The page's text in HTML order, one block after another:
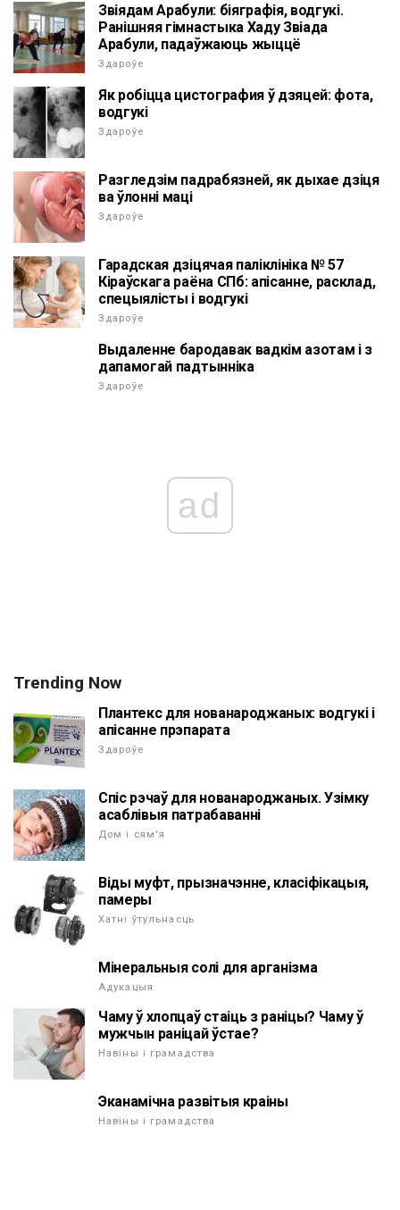
Звіядам Арабули: біяграфія, водгукі.
Ранішняя гімнастыка Хаду Звіада
Арабули, падаўжаюць жыццё
Здароўе
Як робіцца цистография ў дзяцей: фота,
водгукі
Здароўе
Разгледзім падрабязней, як дыхае дзіця
ва ўлонні маці
Здароўе
Гарадская дзіцячая паліклініка № 57
Кіраўскага раёна СПб: апісанне, расклад,
спецыялісты і водгукі
Здароўе
Выдаленне бародавак вадкім азотам і з
дапамогай падтынніка
Здароўе
ad
Trending Now
Плантекс для нованароджаных: водгукі і
апісанне прэпарата
Здароўе
Спіс рэчаў для нованароджаных. Узімку
асаблівыя патрабаванні
Дом і сям'я
Віды муфт, прызначэнне, класіфікацыя,
памеры
Хатні ўтульнасць
Мінеральныя солі для арганізма
Адукацыя
Чаму ў хлопцаў стаіць з раніцы? Чаму ў
мужчын раніцай ўстае?
Навіны і грамадства
Эканамічна развітыя краіны
Навіны і грамадства